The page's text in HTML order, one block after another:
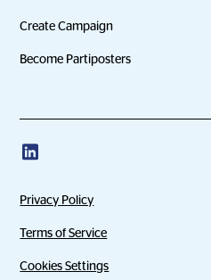
Create Campaign
Become Partiposters
Privacy Policy
Terms of Service
Cookies Settings